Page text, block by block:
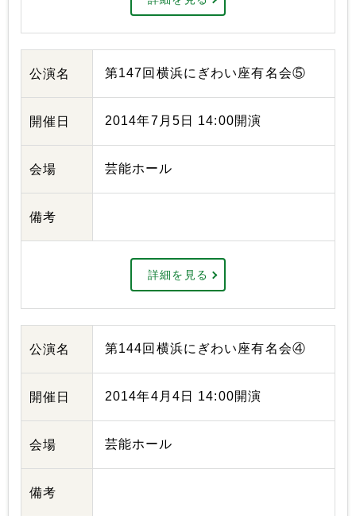
公演名 第147回横浜にぎわい座有名会⑤
開催日 2014年7月5日 14:00開演
会場 芸能ホール
備考
詳細を見る
公演名 第144回横浜にぎわい座有名会④
開催日 2014年4月4日 14:00開演
会場 芸能ホール
備考